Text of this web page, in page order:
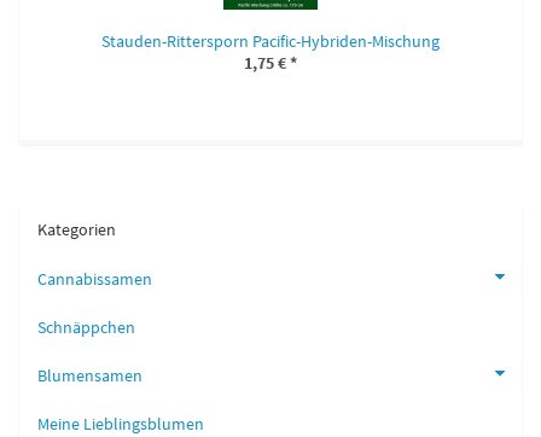
Stauden-Rittersporn Pacific-Hybriden-Mischung
1,75 €*
Kategorien
Cannabissamen
Schnäppchen
Blumensamen
Meine Lieblingsblumen